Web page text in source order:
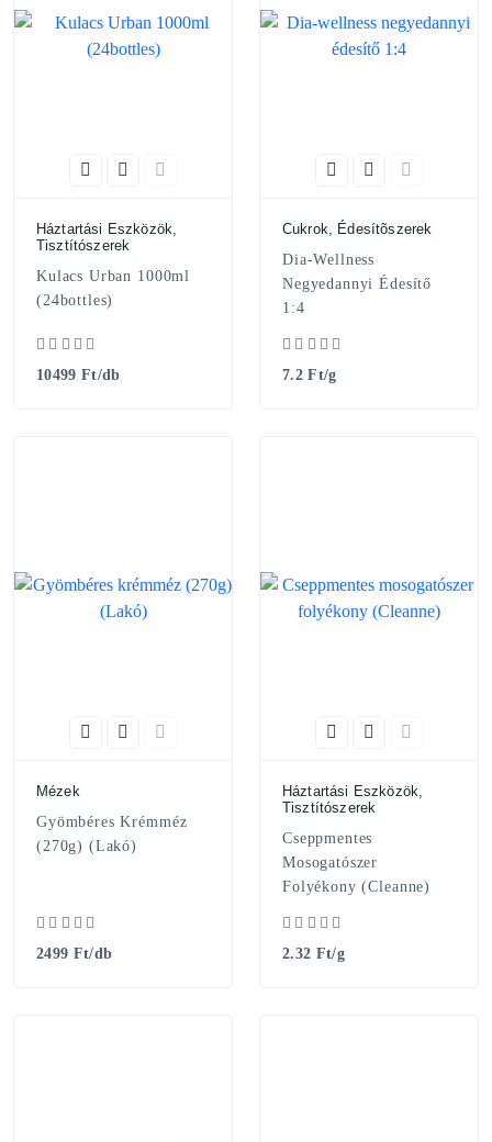
Háztartási Eszközök,
Tisztítószerek
Kulacs Urban 1000ml
(24bottles)
10499 Ft/db
Cukrok, Édesítõszerek
Dia-Wellness
Negyedannyi Édesítő
1:4
7.2 Ft/g
Mézek
Gyömbéres Krémméz
(270g) (Lakó)
2499 Ft/db
Háztartási Eszközök,
Tisztítószerek
Cseppmentes
Mosogatószer
Folyékony (Cleanne)
2.32 Ft/g